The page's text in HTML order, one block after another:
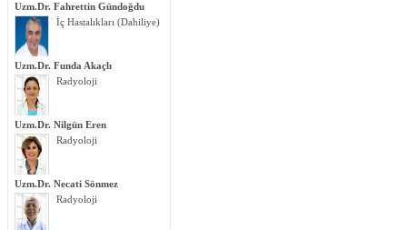
Uzm.Dr. Fahrettin Gündoğdu
İç Hastalıkları (Dahiliye)
Uzm.Dr. Funda Akaçlı
Radyoloji
Uzm.Dr. Nilgün Eren
Radyoloji
Uzm.Dr. Necati Sönmez
Radyoloji